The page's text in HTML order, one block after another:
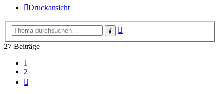
Druckansicht
Suche
27 Beiträge
1
2